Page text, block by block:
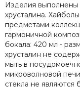
Изделия выполнены
хрусталина.
предметами
гармоничной
бокала: 420 мл -
хрусталин не
мыть в
микроволновой
стекла не являются